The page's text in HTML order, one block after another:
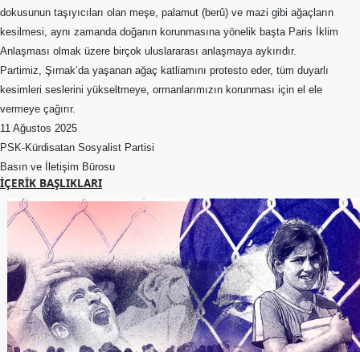
Gençlik
Kolları
GÜNDEM
Basından
Basın
Açıklamaları
Etkinlikler
Ziyaretler
PSK
YAYıNLAR
Broşür
Bültenler
dokusunun taşıyıcıları olan meşe, palamut (berû) ve mazi gibi ağaçların
kesilmesi, aynı zamanda doğanın korunmasına yönelik başta Paris İklim
Anlaşması olmak üzere birçok uluslararası anlaşmaya aykırıdır.
Partimiz, Şırnak’da yaşanan ağaç katliamını protesto eder, tüm duyarlı
kesimleri seslerini yükseltmeye, ormanlarımızın korunması için el ele
vermeye çağırır.
11 Ağustos 2025
PSK-Kürdisatan Sosyalist Partisi
Basın ve İletişim Bürosu
İÇERIK BAŞLIKLARI